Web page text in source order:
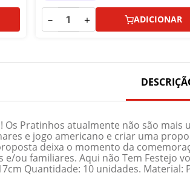
－ ＋ ADICIONAR
Os Pratinhos atualmente não são
e jogo americano e criar uma
deixa o momento da
ou familiares. Aqui não Tem Festejo
Quantidade: 10 unidades.